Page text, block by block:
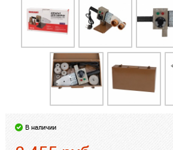
В наличии